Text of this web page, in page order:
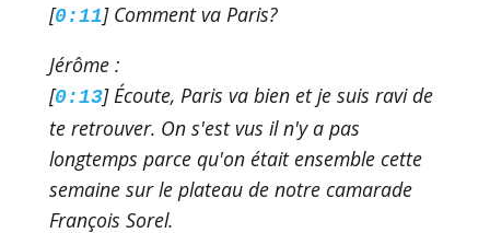
[0:11] Comment va Paris?
Jérôme :
[0:13] Écoute, Paris va bien et je suis ravi de
te retrouver. On s'est vus il n'y a pas
longtemps parce qu'on était ensemble cette
semaine sur le plateau de notre camarade
François Sorel.